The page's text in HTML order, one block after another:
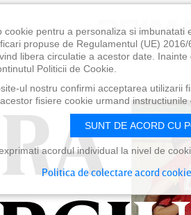
cookie pentru a personaliza si
propuse de Regulamentul (UE)
libera circulatie a acestor date.
Politicii de Cookie.
ul nostru confirmi acceptarea
fisiere cookie urmand instructiunile
SUNT DE ACORD CU
acordul individual la nivel de
Politica de colectare acord cookie